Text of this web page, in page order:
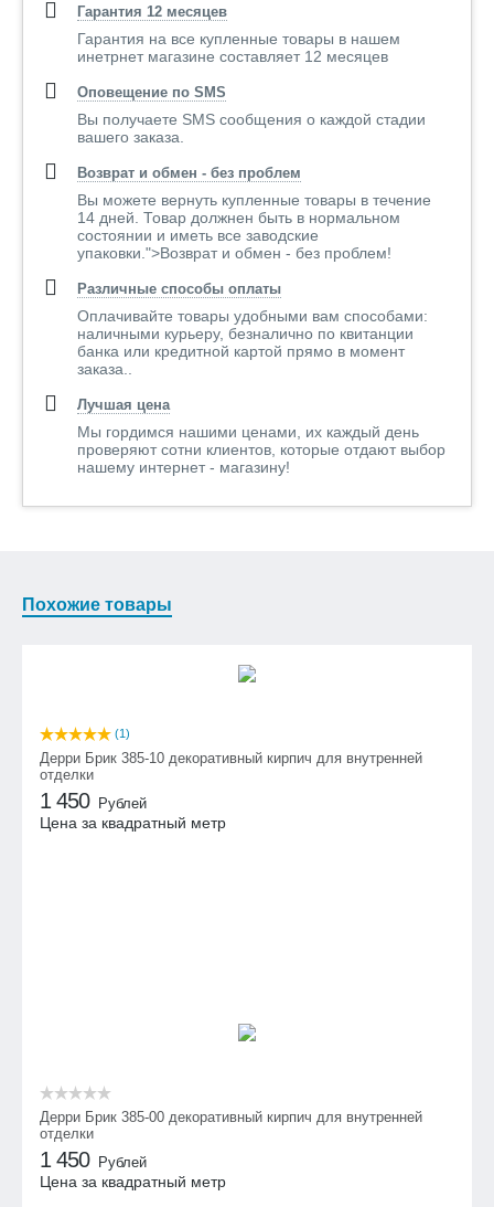
Гарантия 12 месяцев
Гарантия на все купленные товары в нашем
инетрнет магазине составляет 12 месяцев
Оповещение по SMS
Вы получаете SMS сообщения о каждой стадии
вашего заказа.
Возврат и обмен - без проблем
Вы можете вернуть купленные товары в течение
14 дней. Товар должнен быть в нормальном
состоянии и иметь все заводские
упаковки.">Возврат и обмен - без проблем!
Различные способы оплаты
Оплачивайте товары удобными вам способами:
наличными курьеру, безналично по квитанции
банка или кредитной картой прямо в момент
заказа..
Лучшая цена
Мы гордимся нашими ценами, их каждый день
проверяют сотни клиентов, которые отдают выбор
нашему интернет - магазину!
Похожие товары
(1)
Дерри Брик 385-10 декоративный кирпич для внутренней
отделки
1 450 Рублей
Цена за квадратный метр
Дерри Брик 385-00 декоративный кирпич для внутренней
отделки
1 450 Рублей
Цена за квадратный метр